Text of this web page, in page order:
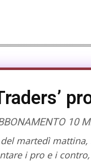
10
martedì
i pro e i